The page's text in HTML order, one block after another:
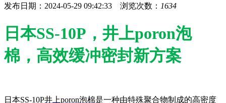
发布日期：2024-05-29 09:42:33 浏览次数： 1634
日本SS-10P，井上poron泡
棉，高效缓冲密封新方案
日本SS-10P井上poron泡棉是一种由特殊聚合物制成的高密度